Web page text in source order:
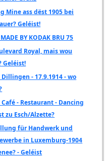
Mine ass dëst 1905 bei
Geléist!
BY KODAK BRU 75
Royal, mais wou
Geléist!
Dillingen - 17.9.1914 - wo
Café - Restaurant - Dancing
zu Esch/Alzette?
für Handwerk und
in Luxemburg-1904
- Geléist